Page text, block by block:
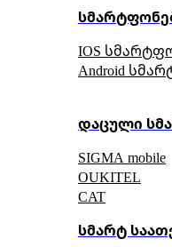
IOS
Android
დაცული
SIGMA mobile
OUKITEL
CAT
სმარტ